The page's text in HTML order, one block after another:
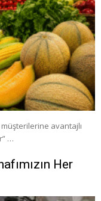
avantajlı
…
Her